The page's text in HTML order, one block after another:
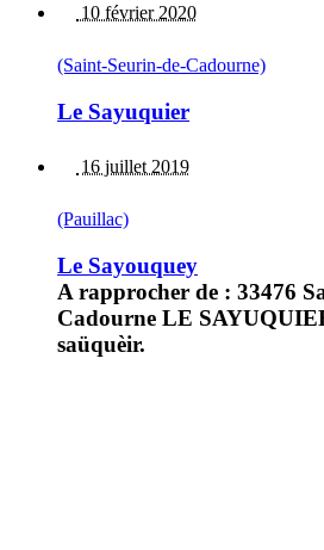
10 février 2020
(Saint-Seurin-de-Cadourne)
Le Sayuquier
16 juillet 2019
(Pauillac)
Le Sayouquey
A rapprocher de : 33476
Cadourne LE
saüquèir.